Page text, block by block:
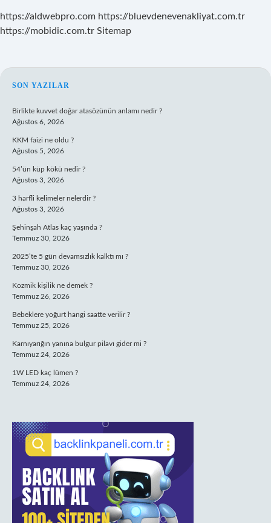
https://aldwebpro.com https://bluevdenevenakliyat.com.tr
https://mobidic.com.tr Sitemap
SIDEBAR
SON YAZILAR
Birlikte kuvvet doğar atasözünün anlamı nedir ?
Ağustos 6, 2026
KKM faizi ne oldu ?
Ağustos 5, 2026
54’ün küp kökü nedir ?
Ağustos 3, 2026
3 harfli kelimeler nelerdir ?
Ağustos 3, 2026
Şehinşah Atlas kaç yaşında ?
Temmuz 30, 2026
2025’te 5 gün devamsızlık kalktı mı ?
Temmuz 30, 2026
Kozmik kişilik ne demek ?
Temmuz 26, 2026
Bebeklere yoğurt hangi saatte verilir ?
Temmuz 25, 2026
Karnıyarığın yanına bulgur pilavı gider mi ?
Temmuz 24, 2026
1W LED kaç lümen ?
Temmuz 24, 2026